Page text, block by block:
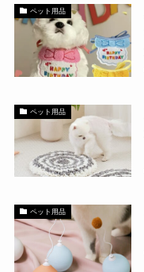
ペット用品
ペット用品
ペット用品